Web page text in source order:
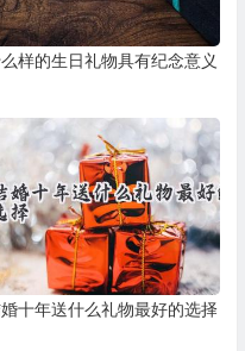
样的生日礼物具有纪念意义
十年送什么礼物最好的选择